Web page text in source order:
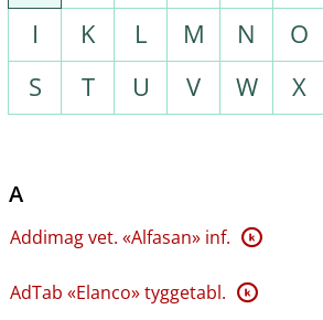
I
K L M N O
S
T U V W X
A
Addimag vet. «Alfasan» inf. K
AdTab «Elanco» tyggetabl. K